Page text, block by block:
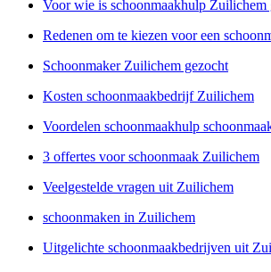
Voor wie is schoonmaakhulp Zuilichem
Redenen om te kiezen voor een
Schoonmaker Zuilichem gezocht
Kosten schoonmaakbedrijf Zuilichem
Voordelen schoonmaakhulp
3 offertes voor schoonmaak Zuilichem
Veelgestelde vragen uit Zuilichem
schoonmaken in Zuilichem
Uitgelichte schoonmaakbedrijven uit